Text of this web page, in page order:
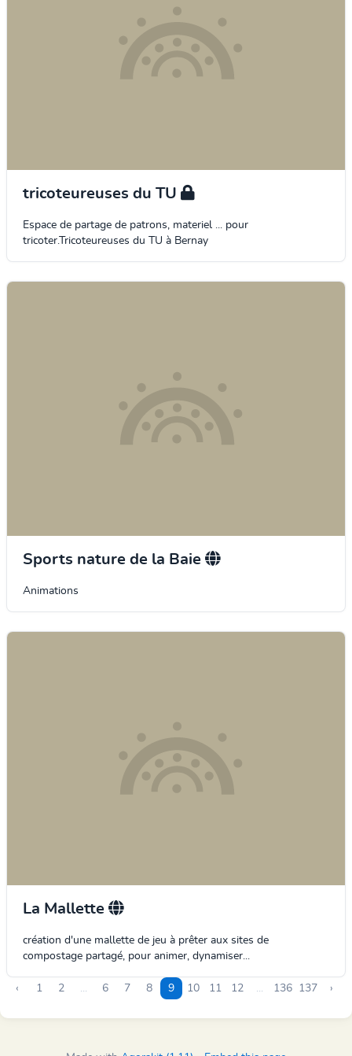
tricoteureuses du TU
Espace de partage de patrons, materiel ... pour
tricoter.Tricoteureuses du TU à Bernay
Sports nature de la Baie
Animations
La Mallette
création d'une mallette de jeu à prêter aux sites de
compostage partagé, pour animer, dynamiser...
‹ 1 2 ... 6 7 8 9 10 11 12 ... 136 137 ›